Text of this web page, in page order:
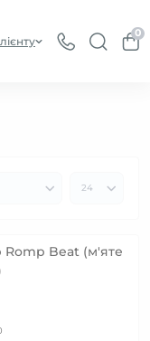
0
Romp Beat (м'яте